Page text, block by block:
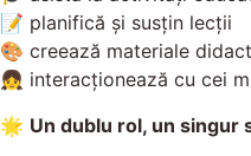
📝 planifică și susțin lecții
🎨 creează materiale
👧 interacționează cu cei
🌟 Un dublu rol, un singur